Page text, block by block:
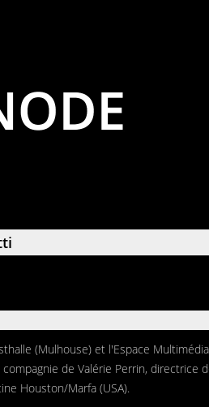
(Mulhouse) et l'Espace
de Valérie Perrin, directrice
Houston/Marfa (USA).